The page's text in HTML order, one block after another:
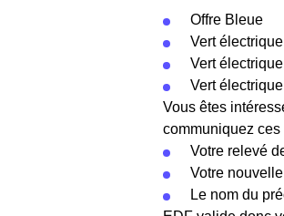
Offre Bleue
Vert électrique
Vert
Vert
Vous êtes
communiquez
Votre relevé
Votre
Le nom du